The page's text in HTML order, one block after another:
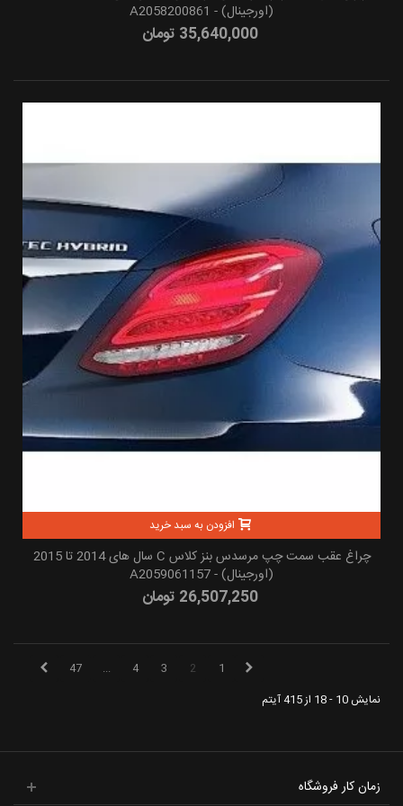
(اورجینال) - A2058200861
35,640,000 تومان
افزودن به سبد خرید
چراغ عقب سمت چپ مرسدس بنز کلاس C سال های 2014 تا 2015
(اورجینال) - A2059061157
26,507,250 تومان
1
2
3
4
...
47
نمایش 10 - 18 از 415 آیتم
زمان کار فروشگاه